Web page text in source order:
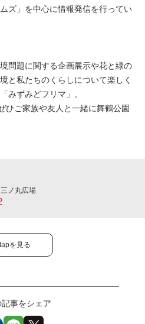
ズ」を中心に情報発信を行ってい
問題に関する企画展示や花と緑の
と私たちのくらしについて楽しく
みずみどフリマ」。
ひご家族や友人と一緒に舞鶴公園
ノ丸広場
を見る
記事をシェア